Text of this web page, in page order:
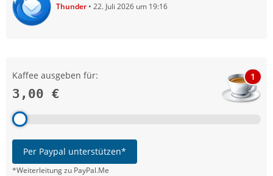
Thunder 22. Juli 2026 um 19:16
Kaffee ausgeben für:
3,00 €
1
Per Paypal unterstützen*
*Weiterleitung zu PayPal.Me